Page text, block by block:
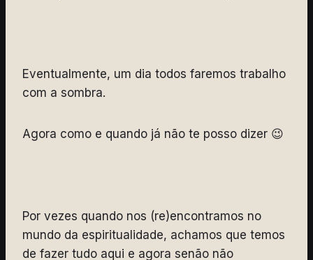
Eventualmente, um dia todos faremos trabalho
com a sombra.
Agora como e quando já não te posso dizer 😉
Por vezes quando nos (re)encontramos no
mundo da espiritualidade, achamos que temos
de fazer tudo aqui e agora senão não